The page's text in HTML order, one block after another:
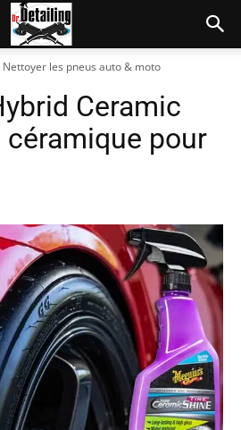
Nettoyer les pneus auto & moto
Ceramic
céramique pour